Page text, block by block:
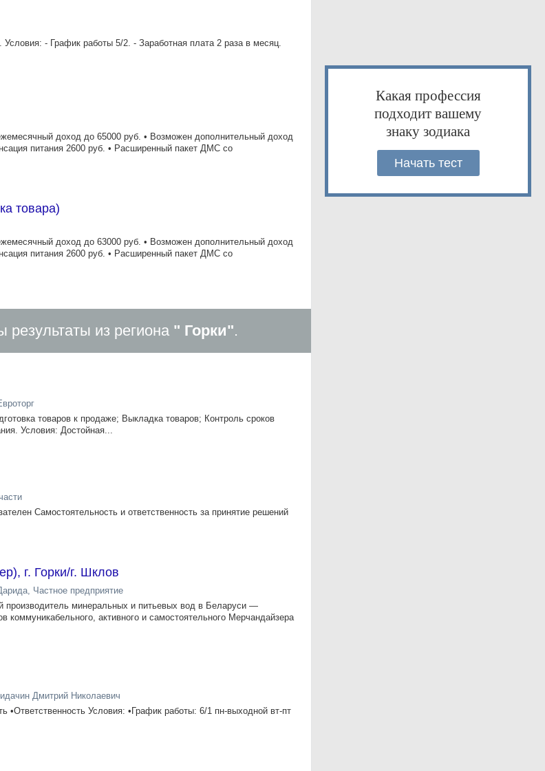
Условия: - График работы 5/2. - Заработная плата 2 раза в месяц.
доход до 65000 руб. • Возможен дополнительный доход
питания 2600 руб. • Расширенный пакет ДМС со
товара)
доход до 63000 руб. • Возможен дополнительный доход
питания 2600 руб. • Расширенный пакет ДМС со
из региона " Горки".
товаров к продаже; Выкладка товаров; Контроль сроков
Условия: Достойная...
Самостоятельность и ответственность за принятие решений
г. Горки/г. Шклов
Частное предприятие
производитель минеральных и питьевых вод в Беларуси —
коммуникабельного, активного и самостоятельного Мерчандайзера
Дмитрий Николаевич
•Ответственность Условия: •График работы: 6/1 пн-выходной вт-пт
Какая профессия
подходит вашему
знаку зодиака
Начать тест